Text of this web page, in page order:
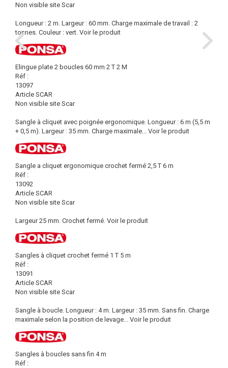
Non visible site Scar
Longueur : 2 m. Largeur : 60 mm. Charge maximale de travail : 2
tonnes. Couleur : vert. Voir le produit
Elingue plate 2 boucles 60 mm 2 T 2 M
Réf :
13097
Article SCAR
Non visible site Scar
Sangle à cliquet avec poignée ergonomique. Longueur : 6 m (5,5 m
+ 0,5 m). Largeur : 35 mm. Charge maximale... Voir le produit
Sangle a cliquet ergonomique crochet fermé 2,5 T 6 m
Réf :
13092
Article SCAR
Non visible site Scar
Largeur 25 mm. Crochet fermé. Voir le produit
Sangles à cliquet crochet fermé 1 T 5 m
Réf :
13091
Article SCAR
Non visible site Scar
Sangle à boucle. Longueur : 4 m. Largeur : 35 mm. Sans fin. Charge
maximale selon la position de levage... Voir le produit
Sangles à boucles sans fin 4 m
Réf :